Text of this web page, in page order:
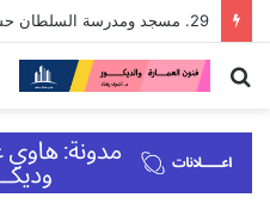
29. مسجد ومدرسة السلطان حسن
بحث